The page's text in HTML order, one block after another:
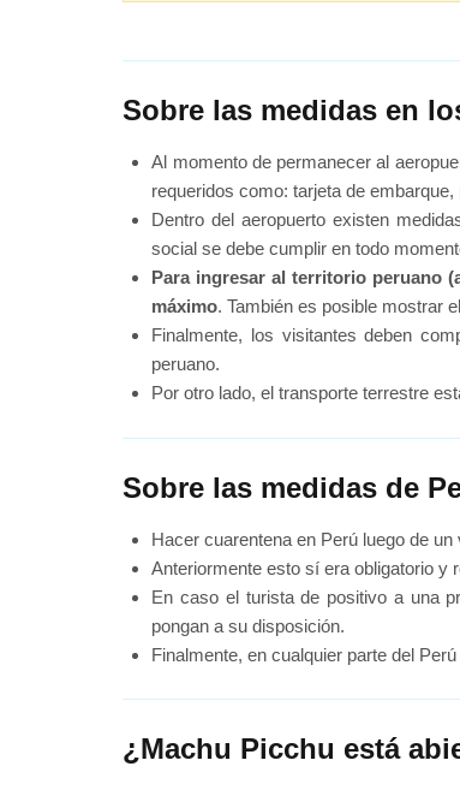
Sobre las medidas en
Al momento de permanecer al
requeridos como: tarjeta de
Dentro del aeropuerto existen
social se debe cumplir en todo
Para ingresar al territorio peruano
máximo. También es posible mostrar
Finalmente, los visitantes deben
peruano.
Por otro lado, el transporte terrestre
Sobre las medidas de
Hacer cuarentena en Perú luego de
Anteriormente esto sí era obligatorio y
En caso el turista de positivo a una
pongan a su disposición.
Finalmente, en cualquier parte del
¿Machu Picchu está